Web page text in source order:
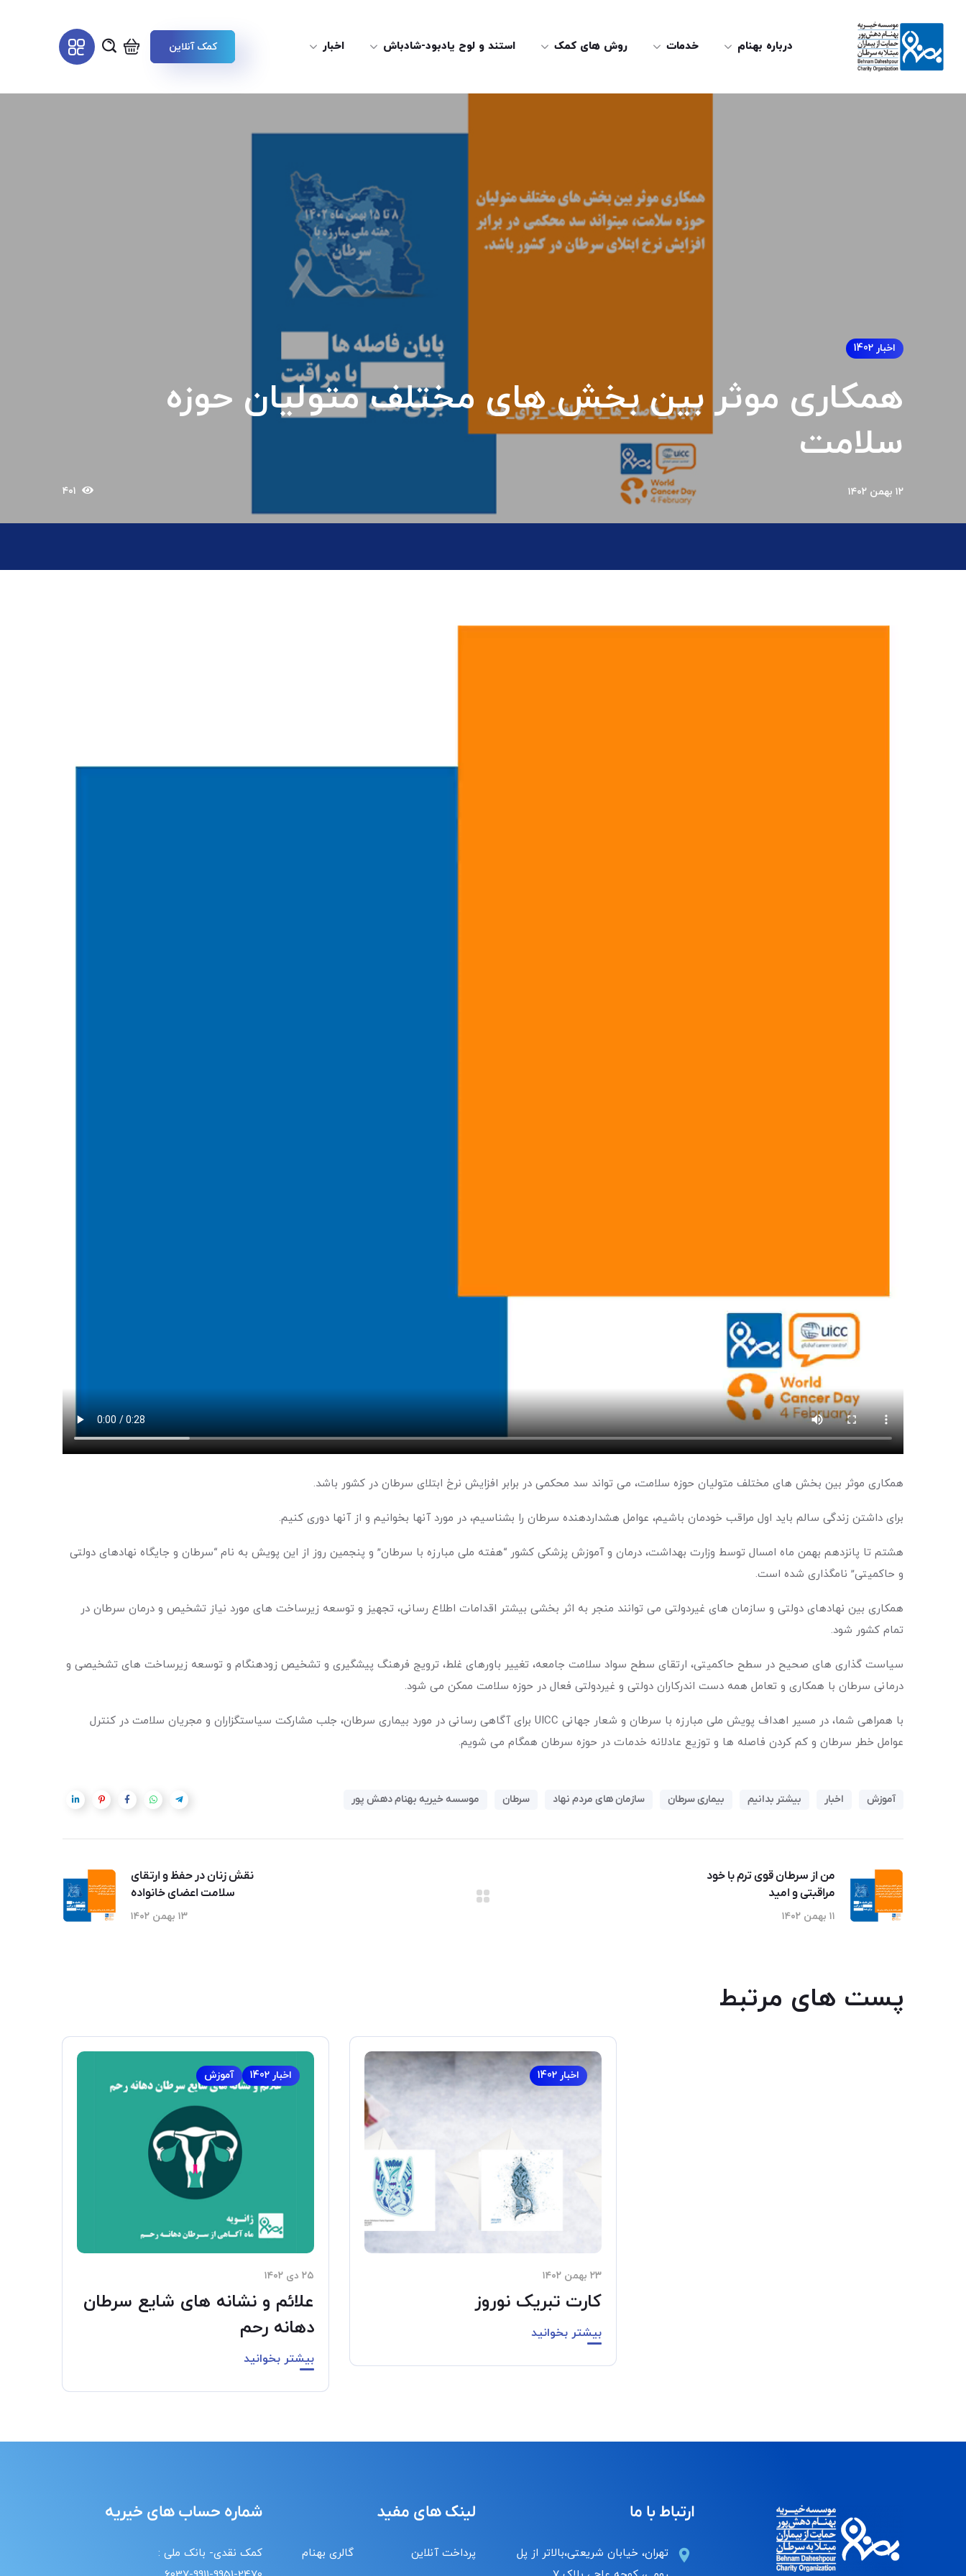
درباره بهنام خدمات روش های کمک استند و لوح یادبود-شادباش اخبار کمک آنلاین
اخبار 1402
همکاری موثر بین بخش های مختلف متولیان حوزه
سلامت
۱۲ بهمن ۱۴۰۲ ۴۰۱
همکاری موثر بین بخش های مختلف متولیان حوزه سلامت، می تواند سد محکمی در برابر افزایش نرخ ابتلای سرطان در کشور باشد.
برای داشتن زندگی سالم باید اول مراقب خودمان باشیم، عوامل هشداردهنده سرطان را بشناسیم، در مورد آنها بخوانیم و از آنها دوری کنیم.
هشتم تا پانزدهم بهمن ماه امسال توسط وزارت بهداشت، درمان و آموزش پزشکی کشور “هفته ملی مبارزه با سرطان” و پنجمین روز از این پویش به نام “سرطان و جایگاه نهادهای دولتی
و حاکمیتی” نامگذاری شده است.
همکاری بین نهادهای دولتی و سازمان های غیردولتی می توانند منجر به اثر بخشی بیشتر اقدامات اطلاع رسانی، تجهیز و توسعه زیرساخت های مورد نیاز تشخیص و درمان سرطان در
تمام کشور شود.
سیاست گذاری های صحیح در سطح حاکمیتی، ارتقای سطح سواد سلامت جامعه، تغییر باورهای غلط، ترویج فرهنگ پیشگیری و تشخیص زودهنگام و توسعه زیرساخت های تشخیصی و
درمانی سرطان با همکاری و تعامل همه دست اندرکاران دولتی و غیردولتی فعال در حوزه سلامت ممکن می شود.
با همراهی شما، در مسیر اهداف پویش ملی مبارزه با سرطان و شعار جهانی UICC برای آگاهی رسانی در مورد بیماری سرطان، جلب مشارکت سیاستگزاران و مجریان سلامت در کنترل
عوامل خطر سرطان و کم کردن فاصله ها و توزیع عادلانه خدمات در حوزه سرطان همگام می شویم.
آموزش اخبار بیشتر بدانیم بیماری سرطان سازمان های مردم نهاد سرطان موسسه خیریه بهنام دهش پور
من از سرطان قوی ترم با خود
مراقبتی و امید
۱۱ بهمن ۱۴۰۲
نقش زنان در حفظ و ارتقای
سلامت اعضای خانواده
۱۳ بهمن ۱۴۰۲
پست های مرتبط
اخبار 1402
۲۳ بهمن ۱۴۰۲
کارت تبریک نوروز
بیشتر بخوانید
آموزش اخبار 1402
۲۵ دی ۱۴۰۲
علائم و نشانه های شایع سرطان
دهانه رحم
بیشتر بخوانید
ارتباط با ما
تهران، خیابان شریعتی،بالاتر از پل
لینک های مفید
پرداخت آنلاین
گالری بهنام
شماره حساب های خیریه
کمک نقدی- بانک ملی :